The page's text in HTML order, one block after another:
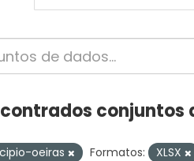
conjuntos
oeiras Formatos: XLSX